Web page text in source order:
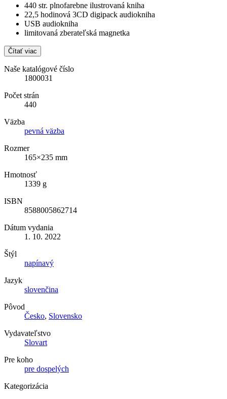
440 str. plnofarebne ilustrovaná kniha
22,5 hodinová 3CD digipack audiokniha
USB audiokniha
limitovaná zberateľská magnetka
Čítať viac
Naše katalógové číslo
1800031
Počet strán
440
Väzba
pevná väzba
Rozmer
165×235 mm
Hmotnosť
1339 g
ISBN
8588005862714
Dátum vydania
1. 10. 2022
Štýl
napínavý
Jazyk
slovenčina
Pôvod
Česko, Slovensko
Vydavateľstvo
Slovart
Pre koho
pre dospelých
Kategorizácia